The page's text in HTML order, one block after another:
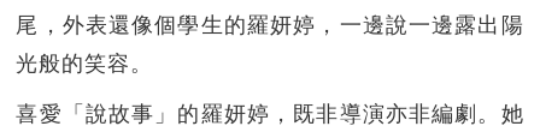
尾，外表還像個學生的羅妍婷，一邊說一邊露出陽
光般的笑容。
喜愛「說故事」的羅妍婷，既非導演亦非編劇。她